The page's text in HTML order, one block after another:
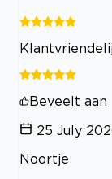
Beveelt aan
25 July
Noortje